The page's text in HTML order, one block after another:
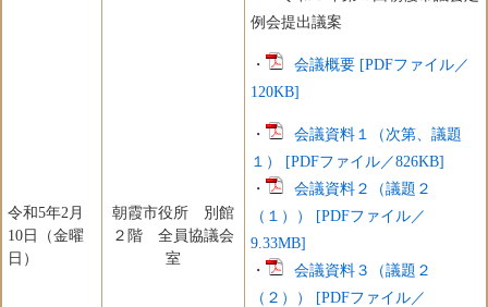
令和5年2月
10日（金曜
日）
朝霞市役所 別館
２階 全員協議会
室
例会提出議案
・
会議概要 [PDFファイル／
120KB]
・
会議資料１（次第、議題
１） [PDFファイル／826KB]
・
会議資料２（議題２
（１）） [PDFファイル／
9.33MB]
・
会議資料３（議題２
（２）） [PDFファイル／